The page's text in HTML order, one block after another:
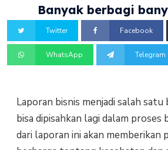
Banyak berbagi
Twitter Facebook
WhatsApp Telegram
Laporan bisnis menjadi salah satu
bisa dipisahkan lagi dalam proses
dari laporan ini akan memberikan